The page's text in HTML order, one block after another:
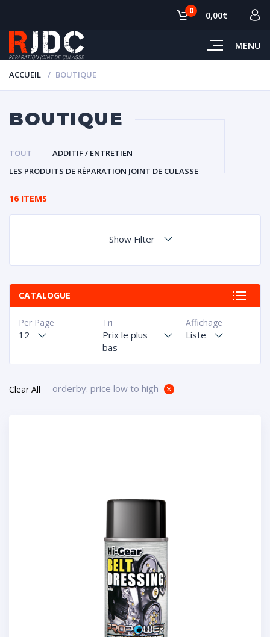
MENU
0 0,00€
ACCUEIL BOUTIQUE
BOUTIQUE
TOUT
ADDITIF / ENTRETIEN
LES PRODUITS DE RÉPARATION JOINT DE CULASSE
16 ITEMS
Show Filter
CATALOGUE
Affichage
Liste
Tri
Prix le plus
bas
Per Page
12
Clear All orderby: price low to high